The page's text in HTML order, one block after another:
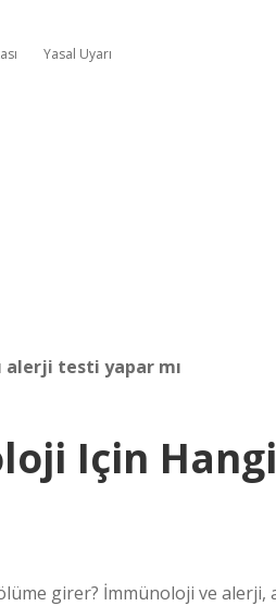
Yasal Uyarı
alerji testi yapar mı
Için
girer? İmmünoloji ve alerji,